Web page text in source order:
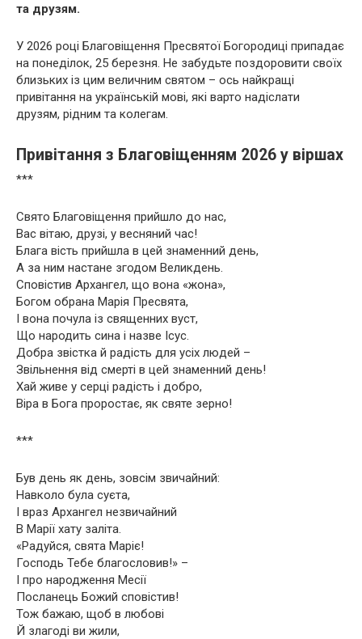
та друзям.
У 2026 році Благовіщення Пресвятої Богородиці припадає
на понеділок, 25 березня. Не забудьте поздоровити своїх
близьких із цим величним святом – ось найкращі
привітання на українській мові, які варто надіслати
друзям, рідним та колегам.
Привітання з Благовіщенням 2026 у віршах
***
Свято Благовіщення прийшло до нас,
Вас вітаю, друзі, у весняний час!
Блага вість прийшла в цей знаменний день,
А за ним настане згодом Великдень.
Сповістив Архангел, що вона «жона»,
Богом обрана Марія Пресвята,
І вона почула із священних вуст,
Що народить сина і назве Ісус.
Добра звістка й радість для усіх людей –
Звільнення від смерті в цей знаменний день!
Хай живе у серці радість і добро,
Віра в Бога проростає, як святе зерно!
***
Був день як день, зовсім звичайний:
Навколо була суєта,
І враз Архангел незвичайний
В Марії хату заліта.
«Радуйся, свята Маріє!
Господь Тебе благословив!» –
І про народження Месії
Посланець Божий сповістив!
Тож бажаю, щоб в любові
Й злагоді ви жили,